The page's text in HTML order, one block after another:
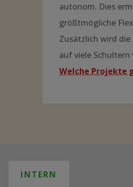
autonom. Dies
größtmögliche
Zusätzlich wird
auf viele
Welche Projekte
INTERN